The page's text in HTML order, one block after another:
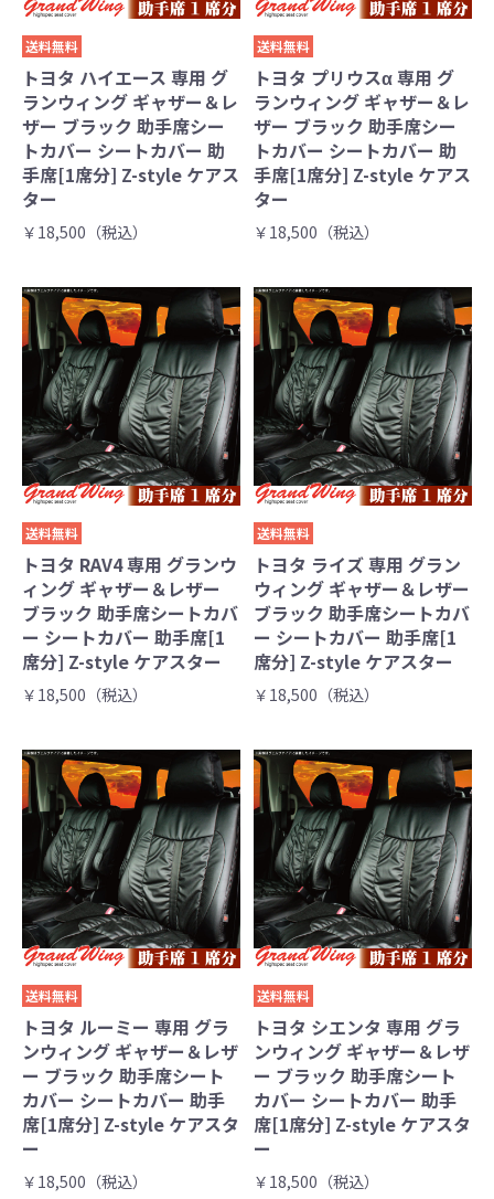
送料無料
トヨタ ハイエース 専用 グ
ランウィング ギャザー＆レ
ザー ブラック 助手席シー
トカバー シートカバー 助
手席[1席分] Z-style ケアス
ター
￥18,500（税込）
送料無料
トヨタ プリウスα 専用 グ
ランウィング ギャザー＆レ
ザー ブラック 助手席シー
トカバー シートカバー 助
手席[1席分] Z-style ケアス
ター
￥18,500（税込）
送料無料
トヨタ RAV4 専用 グランウ
ィング ギャザー＆レザー
ブラック 助手席シートカバ
ー シートカバー 助手席[1
席分] Z-style ケアスター
￥18,500（税込）
送料無料
トヨタ ライズ 専用 グラン
ウィング ギャザー＆レザー
ブラック 助手席シートカバ
ー シートカバー 助手席[1
席分] Z-style ケアスター
￥18,500（税込）
送料無料
トヨタ ルーミー 専用 グラ
ンウィング ギャザー＆レザ
ー ブラック 助手席シート
カバー シートカバー 助手
席[1席分] Z-style ケアスタ
ー
￥18,500（税込）
送料無料
トヨタ シエンタ 専用 グラ
ンウィング ギャザー＆レザ
ー ブラック 助手席シート
カバー シートカバー 助手
席[1席分] Z-style ケアスタ
ー
￥18,500（税込）